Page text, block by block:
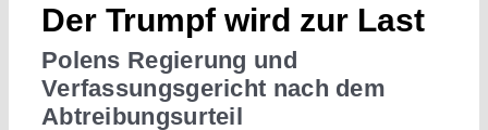
Der Trumpf wird zur Last
Polens Regierung und
Verfassungsgericht nach dem
Abtreibungsurteil